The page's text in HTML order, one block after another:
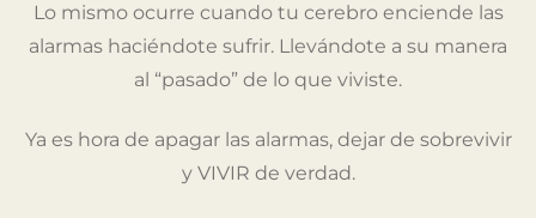
Lo mismo ocurre cuando tu cerebro enciende las
alarmas haciéndote sufrir. Llevándote a su manera
al “pasado” de lo que viviste.
Ya es hora de apagar las alarmas, dejar de sobrevivir
y VIVIR de verdad.